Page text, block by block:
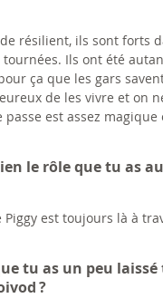
résilient, ils sont forts
Ils ont été
ça que les gars
de les vivre et
est assez
le rôle que tu as
est toujours là à
tu as un peu
?